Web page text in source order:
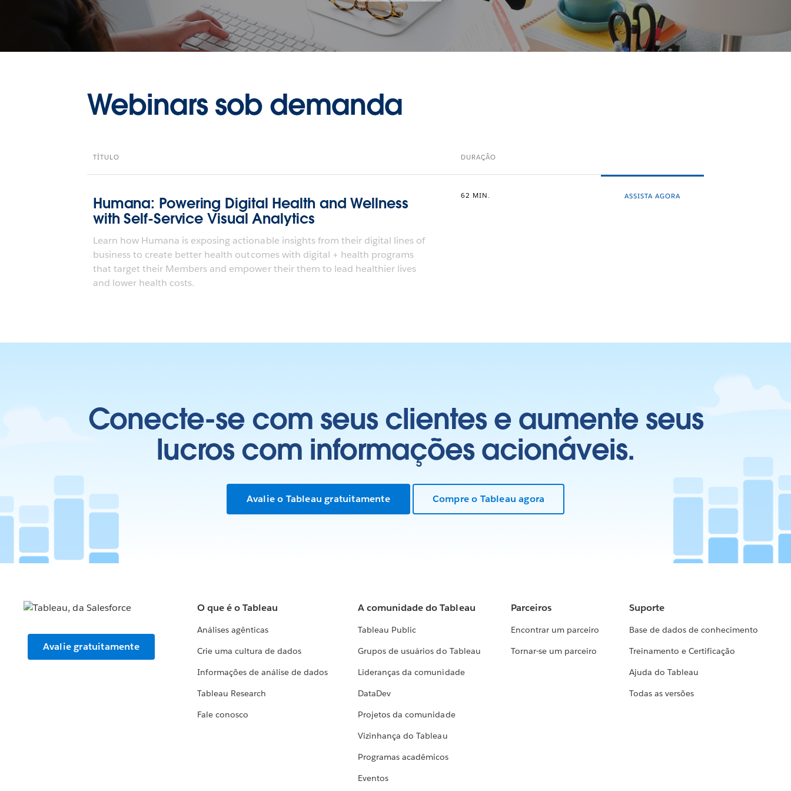
Webinars sob demanda
TÍTULO DURAÇÃO
Humana: Powering Digital Health and Wellness
with Self-Service Visual Analytics
Learn how Humana is exposing actionable insights from their digital lines of
business to create better health outcomes with digital + health programs
that target their Members and empower their them to lead healthier lives
and lower health costs.
62 MIN. ASSISTA AGORA
Conecte-se com seus clientes e aumente seus
lucros com informações acionáveis.
Avalie o Tableau gratuitamente Compre o Tableau agora
Avalie gratuitamente
O que é o Tableau
Análises agênticas
Crie uma cultura de dados
Informações de análise de dados
Tableau Research
Fale conosco
A comunidade do Tableau
Tableau Public
Grupos de usuários do Tableau
Lideranças da comunidade
DataDev
Projetos da comunidade
Vizinhança do Tableau
Programas acadêmicos
Eventos
Parceiros
Encontrar um parceiro
Tornar-se um parceiro
Suporte
Base de dados de conhecimento
Treinamento e Certificação
Ajuda do Tableau
Todas as versões